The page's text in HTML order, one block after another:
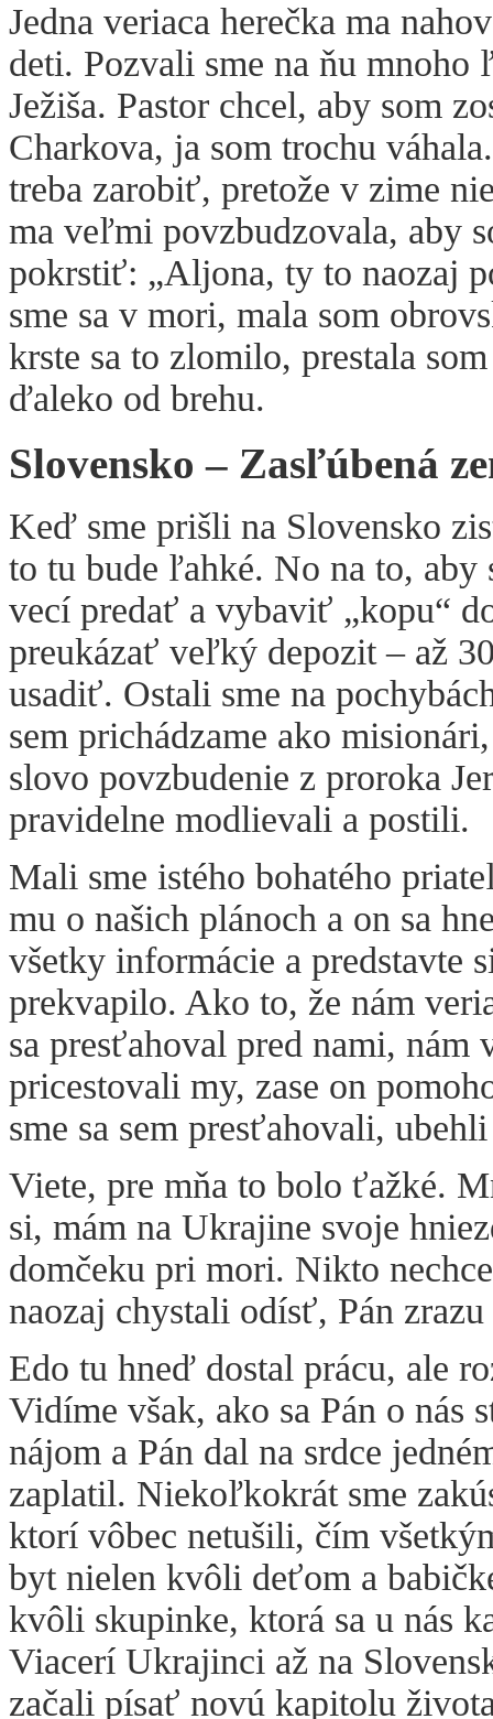
Jedna veriaca herečka ma
deti. Pozvali sme na ňu
Ježiša. Pastor chcel, aby som
Charkova, ja som trochu
treba zarobiť, pretože v zime
ma veľmi povzbudzovala, aby
pokrstiť: „Aljona, ty to naozaj
sme sa v mori, mala som
krste sa to zlomilo, prestala
ďaleko od brehu.
Slovensko – Zasľúbená
Keď sme prišli na Slovensko
to tu bude ľahké. No na to, aby
vecí predať a vybaviť „kopu“
preukázať veľký depozit – až
usadiť. Ostali sme na
sem prichádzame ako
slovo povzbudenie z proroka
pravidelne modlievali a postili.
Mali sme istého bohatého
mu o našich plánoch a on sa
všetky informácie a predstavte
prekvapilo. Ako to, že nám
sa presťahoval pred nami, nám
pricestovali my, zase on
sme sa sem presťahovali,
Viete, pre mňa to bolo ťažké.
si, mám na Ukrajine svoje
domčeku pri mori. Nikto
naozaj chystali odísť, Pán
Edo tu hneď dostal prácu, ale
Vidíme však, ako sa Pán o nás
nájom a Pán dal na srdce
zaplatil. Niekoľkokrát sme
ktorí vôbec netušili, čím
byt nielen kvôli deťom a
kvôli skupinke, ktorá sa u nás
Viacerí Ukrajinci až na
začali písať novú kapitolu